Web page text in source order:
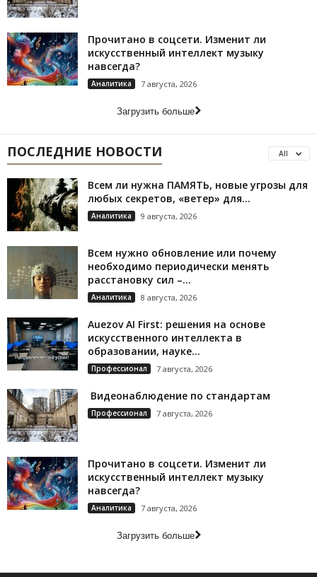
Прочитано в соцсети. Изменит ли
искусственный интеллект музыку
навсегда?
Аналитика 7 августа, 2026
Загрузить больше
ПОСЛЕДНИЕ НОВОСТИ All
Всем ли нужна ПАМЯТЬ, новые угрозы для
любых секретов, «ветер» для...
Аналитика 9 августа, 2026
Всем нужно обновление или почему
необходимо периодически менять
расстановку сил –...
Аналитика 8 августа, 2026
Auezov AI First: решения на основе
искусственного интеллекта в
образовании, науке...
Профессионал 7 августа, 2026
Видеонаблюдение по стандартам
Профессионал 7 августа, 2026
Прочитано в соцсети. Изменит ли
искусственный интеллект музыку
навсегда?
Аналитика 7 августа, 2026
Загрузить больше